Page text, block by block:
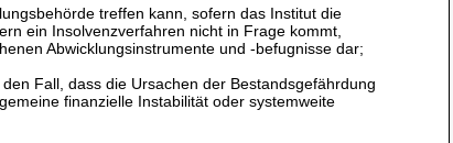
treffen kann, sofern das Institut die
ein Insolvenzverfahren nicht in Frage kommt,
Abwicklungsinstrumente und -befugnisse dar;
Fall, dass die Ursachen der Bestandsgefährdung
finanzielle Instabilität oder systemweite